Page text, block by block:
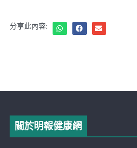
分享此內容:
關於明報健康網